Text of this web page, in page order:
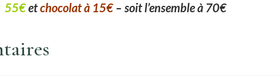
55€etchocolat à 15€ – soit l’ensemble à 70€